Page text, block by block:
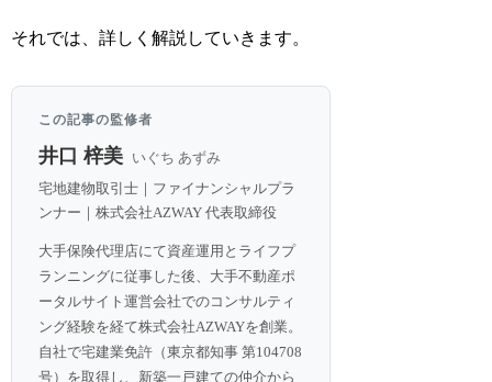
それでは、詳しく解説していきます。
この記事の監修者
井口 梓美 いぐち あずみ
宅地建物取引士｜ファイナンシャルプラ
ンナー｜株式会社AZWAY 代表取締役
大手保険代理店にて資産運用とライフプ
ランニングに従事した後、大手不動産ポ
ータルサイト運営会社でのコンサルティ
ング経験を経て株式会社AZWAYを創業。
自社で宅建業免許（東京都知事 第104708
号）を取得し、新築一戸建ての仲介から